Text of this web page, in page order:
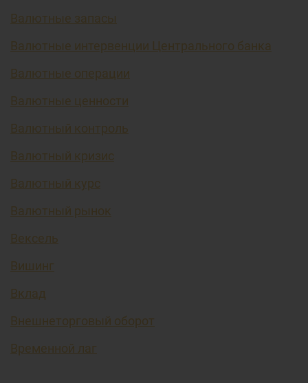
Валютные запасы
Валютные интервенции Центрального банка
Валютные операции
Валютные ценности
Валютный контроль
Валютный кризис
Валютный курс
Валютный рынок
Вексель
Вишинг
Вклад
Внешнеторговый оборот
Временной лаг